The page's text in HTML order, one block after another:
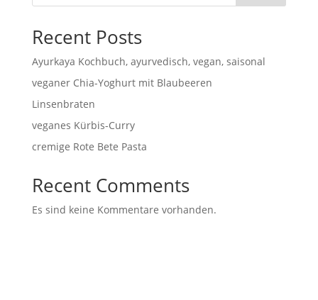
Recent Posts
Ayurkaya Kochbuch, ayurvedisch, vegan, saisonal
veganer Chia-Yoghurt mit Blaubeeren
Linsenbraten
veganes Kürbis-Curry
cremige Rote Bete Pasta
Recent Comments
Es sind keine Kommentare vorhanden.